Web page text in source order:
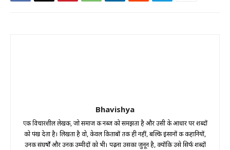
Bhavishya
एक विचारशील लेखक, जो समाज की नब्ज को समझता है और उसी के आधार पर शब्दों
को पंख देता है। लिखता है वो, केवल किताबों तक ही नहीं, बल्कि इंसानों की कहानियों,
उनकी संघर्षों और उनकी उम्मीदों को भी। पढ़ना उसका जुनून है, क्योंकि उसे सिर्फ शब्दों